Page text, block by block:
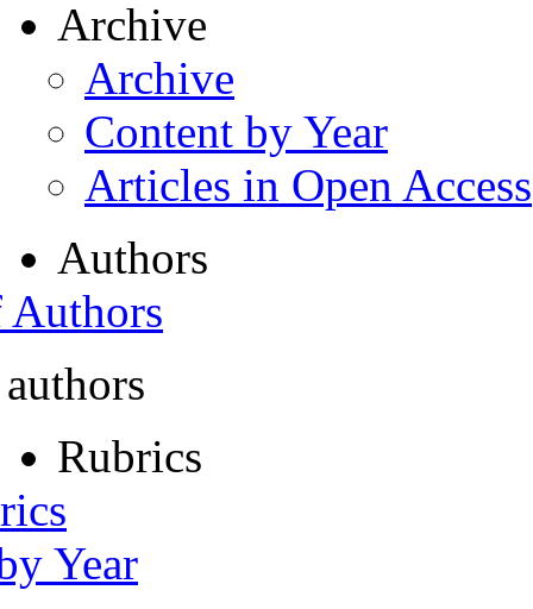
Archive
Archive
Content by Year
Articles in Open Access
Authors
Rubrics
Year